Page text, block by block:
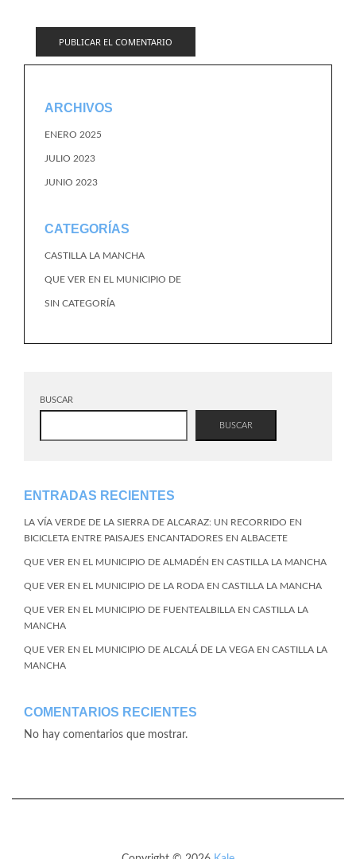
ARCHIVOS
ENERO 2025
JULIO 2023
JUNIO 2023
CATEGORÍAS
CASTILLA LA MANCHA
QUE VER EN EL MUNICIPIO DE
SIN CATEGORÍA
BUSCAR
BUSCAR
ENTRADAS RECIENTES
LA VÍA VERDE DE LA SIERRA DE ALCARAZ: UN RECORRIDO EN
BICICLETA ENTRE PAISAJES ENCANTADORES EN ALBACETE
QUE VER EN EL MUNICIPIO DE ALMADÉN EN CASTILLA LA MANCHA
QUE VER EN EL MUNICIPIO DE LA RODA EN CASTILLA LA MANCHA
QUE VER EN EL MUNICIPIO DE FUENTEALBILLA EN CASTILLA LA
MANCHA
QUE VER EN EL MUNICIPIO DE ALCALÁ DE LA VEGA EN CASTILLA LA
MANCHA
COMENTARIOS RECIENTES
No hay comentarios que mostrar.